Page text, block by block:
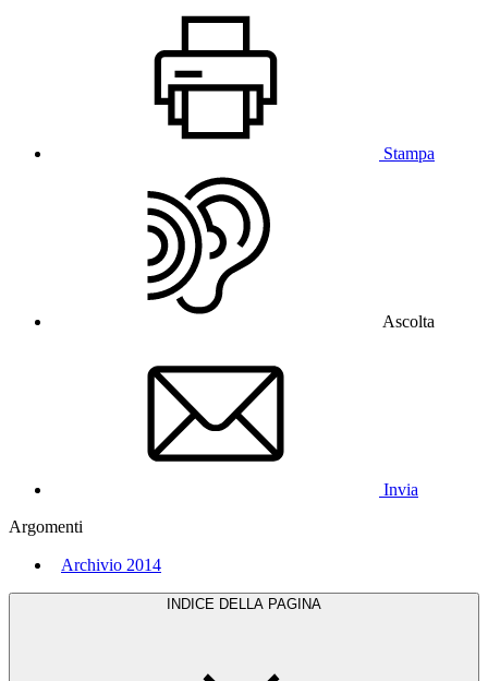
Stampa
Ascolta
Invia
Argomenti
Archivio 2014
INDICE DELLA PAGINA